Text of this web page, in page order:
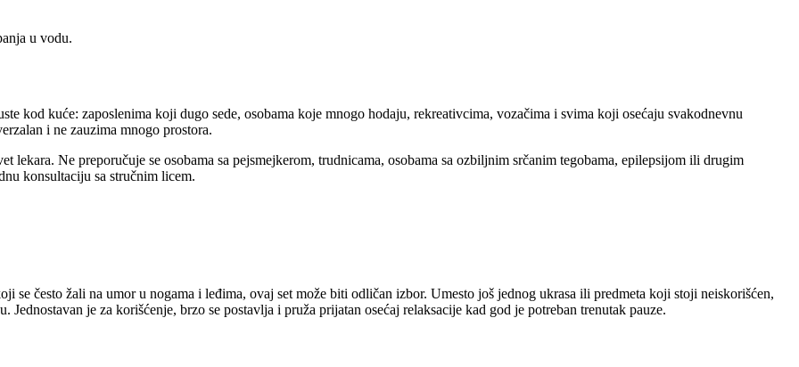
u vodu.
kod kuće: zaposlenima koji dugo sede, osobama koje mnogo hodaju, rekreativcima, vozačima i svima koji osećaju svakodnevnu
i ne zauzima mnogo prostora.
lekara. Ne preporučuje se osobama sa pejsmejkerom, trudnicama, osobama sa ozbiljnim srčanim tegobama, epilepsijom ili drugim
konsultaciju sa stručnim licem.
se često žali na umor u nogama i leđima, ovaj set može biti odličan izbor. Umesto još jednog ukrasa ili predmeta koji stoji neiskorišćen,
je za korišćenje, brzo se postavlja i pruža prijatan osećaj relaksacije kad god je potreban trenutak pauze.